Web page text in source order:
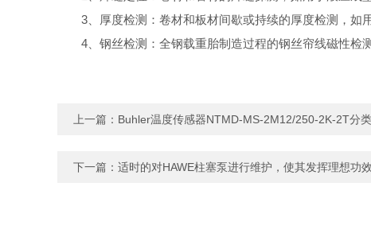
3、厚度检测：卷材和板材间歇或持续的厚度检测，如
4、钢丝检测：全钢载重胎制造过程的钢丝帘线磁性检
上一篇： Buhler温度传感器NTMD-MS-2M12/250-2K-2T分类
下一篇： 适时的对HAWE柱塞泵进行维护，使其发挥理想功效